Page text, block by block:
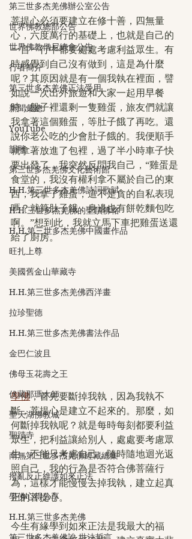
第三世多杰羌佛辦公室公告
世界佛教總部公告
世界佛教僧尼總會公告
行者簡介
第三世多杰羌佛正法受用
新聞彙總
YouTube
韻雕
第三世多杰羌佛文化藝術館
H.H.第三世多杰羌佛詩詞歌賦
H.H.三世多杰羌佛的聖蹟佛格
H.H.第三世多杰羌佛中國畫作品
旺扎上尊
美國舊金山華藏寺
H.H.第三世多杰羌佛西洋畫
拉珍聖德
H.H.第三世多杰羌佛書法作品
金巴仁波且
佛母玉花壽之王
伏藏那瑪大師
聖天湖佛教城
聖蹟寺
南無第三世多杰羌佛經藏總集
撥亂反正維護如來正法
學佛心得分享
H.H.第三世多杰羌佛
菩提心必須要建立在修十善，四無量
心，六度萬行的基礎上，也就是自己的
一言一行中都要處處考慮利益眾生。有
時感覺到自己沒有做到，這是為什麼
呢？其原因就是有一個我執在裡面，譬
如說一次出外旅遊和大家一起用早餐
時，盤子裡還剩一隻雞蛋，旅友們就讓
我拿著這個雞蛋，等肚子餓了再吃。還
說你老公吃的少會肚子餓的。我便順手
就拿著放進了包裡，過了半小時車子快
要出發了，我突然反問我自己，“雞蛋是
食堂的，我沒有權利拿不屬於自己的東
西，我拿了雞蛋，這不是貪的自私表現
嗎？就算肚子餓，身邊也有餅乾麵包吃
啊。”想到此，我就立馬下車把雞蛋送還
給了廚房。
學佛，首先要斷掉我執，因為我執不
斷，菩提心是建立不起來的。那麼，如
何斷掉我執呢？就是每時每刻都要利益
眾生，把利益讓給別人，處處要考慮眾
生，不能只考慮自己，隨時隨地迴光返
照自己，我的行為是否符合佛菩薩行
為，這樣才能慢慢去掉我執，建立起真
正的菩提心。
今生有緣學到如來正法是我最大的福